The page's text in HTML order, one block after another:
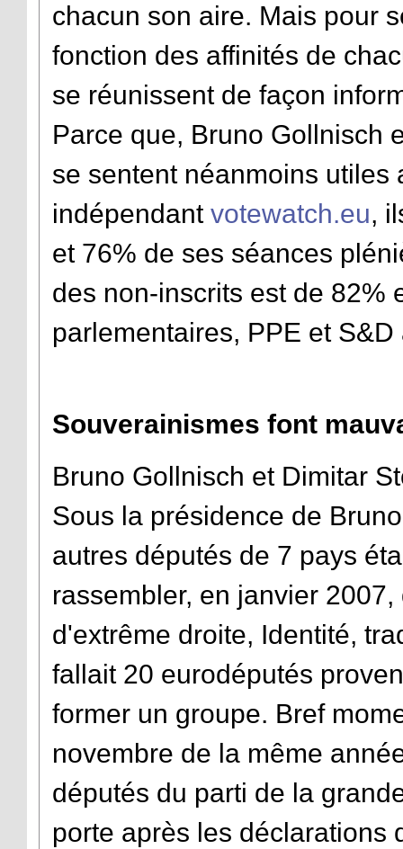
chacun son aire. Mais pour
fonction des affinités de
se réunissent de façon
Parce que, Bruno Gollnisch
se sentent néanmoins
indépendant votewatch.eu,
et 76% de ses séances
des non-inscrits est de 82%
parlementaires, PPE et
Souverainismes font
Bruno Gollnisch et Dimitar
Sous la présidence de
autres députés de 7 pays
rassembler, en janvier
d'extrême droite, Identité,
fallait 20 eurodéputés
former un groupe. Bref
novembre de la même
députés du parti de la
porte après les déclarations